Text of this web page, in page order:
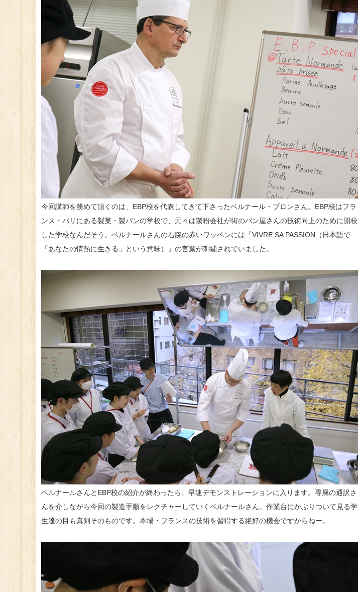
今回講師を務めて頂くのは、EBP校を代表してきて下さったベルナール・ブロンさん。EBP校はフラ
ンス・パリにある製菓・製パンの学校で、元々は製粉会社が街のパン屋さんの技術向上のために開校
した学校なんだそう。ベルナールさんの右腕の赤いワッペンには「VIVRE SA PASSION（日本語で
「あなたの情熱に生きる」という意味）」の言葉が刺繍されていました。
ベルナールさんとEBP校の紹介が終わったら、早速デモンストレーションに入ります。専属の通訳さ
んを介しながら今回の製造手順をレクチャーしていくベルナールさん。作業台にかぶりついて見る学
生達の目も真剣そのものです。本場・フランスの技術を習得する絶好の機会ですからねー。